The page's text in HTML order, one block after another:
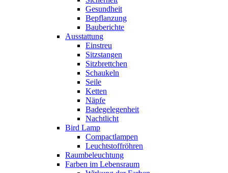
Gesundheit
Bepflanzung
Bauberichte
Ausstattung
Einstreu
Sitzstangen
Sitzbrettchen
Schaukeln
Seile
Ketten
Näpfe
Badegelegenheit
Nachtlicht
Bird Lamp
Compactlampen
Leuchtstoffröhren
Raumbeleuchtung
Farben im Lebensraum